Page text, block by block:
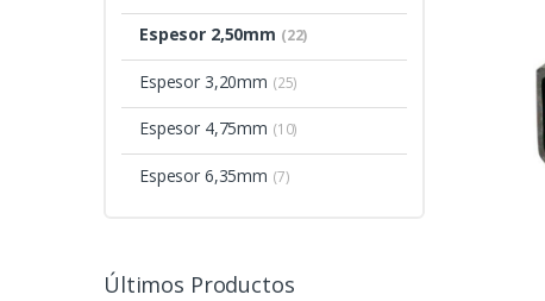
Espesor 2,50mm (22)
Espesor 3,20mm (25)
Espesor 4,75mm (10)
Espesor 6,35mm (7)
Últimos Productos